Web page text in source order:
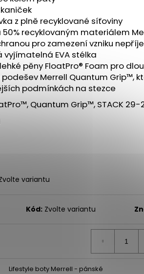
z plně recyklované síťoviny
50% recyklovaným materiálem
pro zamezení vzniku
vyjímatelná EVA stélka
pěny FloatPro® Foam pro
Merrell Quantum Grip™,
podmínkách na stezce
Quantum Grip™, STACK 29-
variantu
Kód: Zvolte variantu
Lifestyle boty Merrell - pánské
ENDURANCE 3 - BÍLÁ